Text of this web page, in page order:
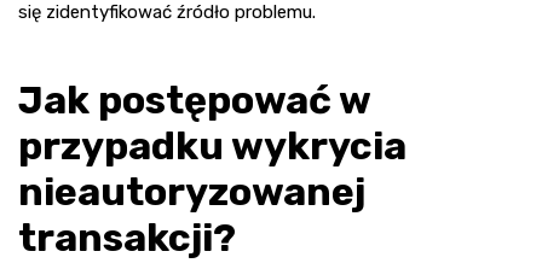
się zidentyfikować źródło problemu.
Jak postępować w
przypadku wykrycia
nieautoryzowanej
transakcji?